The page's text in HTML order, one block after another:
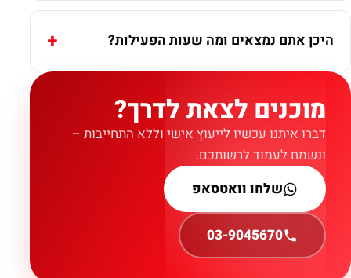
היכן אתם נמצאים ומה שעות הפעילות?
מוכנים לצאת לדרך?
דברו איתנו עכשיו לייעוץ אישי וללא התחייבות –
ונשמח לעמוד לרשותכם.
שלחו וואטסאפ
03-9045670